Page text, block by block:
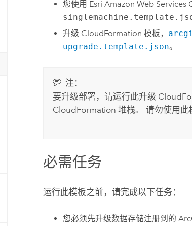
您使用 Esri Amazon Web Services
升级 CloudFormation 模板，
upgrade.template.json。
注：
要升级部署，请运行此升级
CloudFormation 堆栈。 请勿使用
必需任务
运行此模板之前，请完成以下任务：
您必须先升级数据存储注册到的